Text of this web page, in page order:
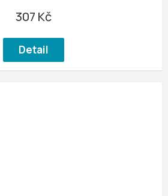
307 Kč
Detail